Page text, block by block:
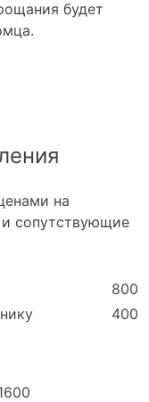
будет
на
сопутствующие
800
400